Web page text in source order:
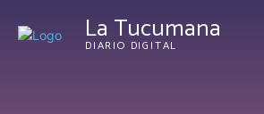
La Tucumana
DIARIO DIGITAL